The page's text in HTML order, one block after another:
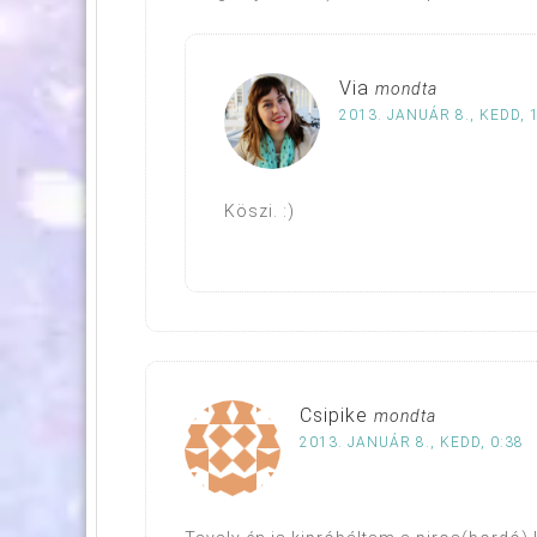
Via mondta
2013. JANUÁR 8., KEDD,
Köszi. :)
Csipike mondta
2013. JANUÁR 8., KEDD, 0:38